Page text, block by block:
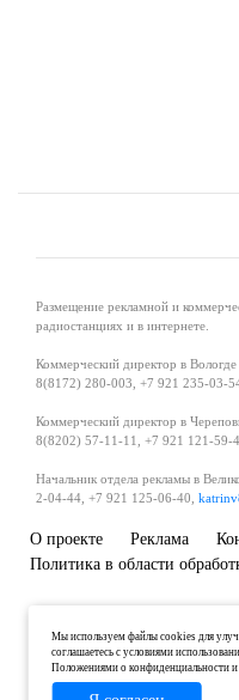
Размещение рекламной и
радиостанциях и в интернете.
Коммерческий директор в
8(8172) 280-003, +7 921 235-03-
Коммерческий директор в
8(8202) 57-11-11, +7 921 121-59-
Начальник отдела рекламы в
2-04-44, +7 921 125-06-40,
О проекте Реклама
Политика в области
Мы используем файлы cookies для
соглашаетесь с условиями
Положениями о конфиденциальности